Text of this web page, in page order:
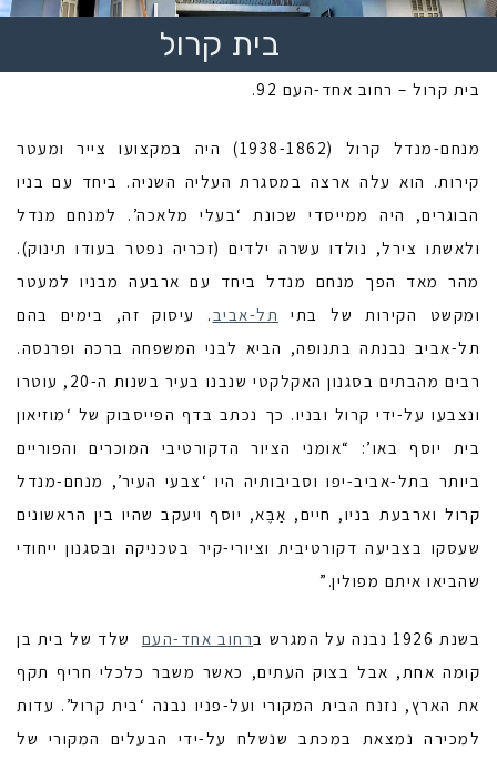
בית קרול
בית קרול – רחוב אחד-העם 92.
מנחם-מנדל קרול (1938-1862) היה במקצועו צייר ומעטר
קירות. הוא עלה ארצה במסגרת העליה השניה. ביחד עם בניו
הבוגרים, היה ממייסדי שכונת ‘בעלי מלאכה’. למנחם מנדל
ולאשתו צירל, נולדו עשרה ילדים (זכריה נפטר בעודו תינוק).
מהר מאד הפך מנחם מנדל ביחד עם ארבעה מבניו למעטר
ומקשט הקירות של בתי
תל-אביב. עיסוק זה, בימים בהם
תל-אביב נבנתה בתנופה, הביא לבני המשפחה ברכה ופרנסה.
רבים מהבתים בסגנון האקלקטי שנבנו בעיר בשנות ה-20, עוטרו
ונצבעו על-ידי קרול ובניו. כך נכתב בדף הפייסבוק של ‘מוזיאון
בית יוסף באו’: “אומני הציור הדקורטיבי המוכרים והפוריים
ביותר בתל-אביב-יפו וסביבותיה היו ‘צבעי העיר’, מנחם-מנדל
קרול וארבעת בניו, חיים, אַבֶּא, יוסף ויעקב שהיו בין הראשונים
שעסקו בצביעה דקורטיבית וציורי-קיר בטכניקה ובסגנון ייחודי
שהביאו איתם מפולין.”
בשנת 1926 נבנה על המגרש ב רחוב אחד-העם שלד של בית בן
קומה אחת, אבל בצוק העתים, כאשר משבר כלכלי חריף תקף
את הארץ, נזנח הבית המקורי ועל-פניו נבנה ‘בית קרול’. עדות
למכירה נמצאת במכתב שנשלח על-ידי הבעלים המקורי של